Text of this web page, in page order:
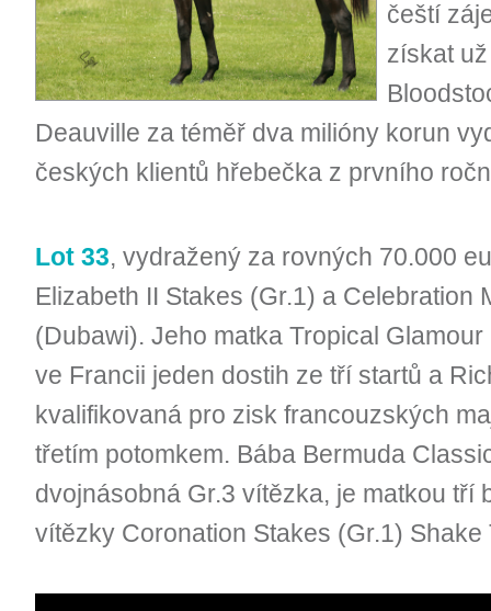
čeští
získat
Deauville za téměř dva milióny korun
českých klientů hřebečka z prvního
Lot 33, vydražený za rovných 70.000
Elizabeth II Stakes (Gr.1) a Celebration
(Dubawi). Jeho matka Tropical
ve Francii jeden dostih ze tří startů a
kvalifikovaná pro zisk francouzských
třetím potomkem. Bába Bermuda
dvojnásobná Gr.3 vítězka, je matkou tří
vítězky Coronation Stakes (Gr.1) Shake